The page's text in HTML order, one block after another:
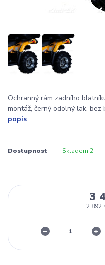
Ochranný rám zadního
montáž, černý odolný lak, bez
popis
Dostupnost Skladem 2
3
2 892